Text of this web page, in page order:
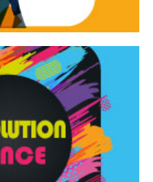
Dance
– I Edizione